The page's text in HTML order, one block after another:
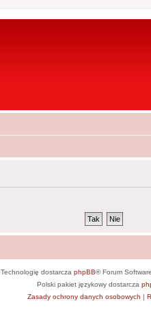
Technologię dostarcza phpBB® Forum
Polski pakiet językowy dostarcza
Zasady ochrony danych osobowych |